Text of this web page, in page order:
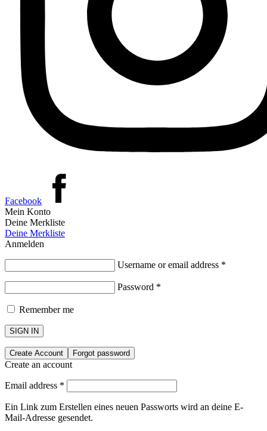
Facebook
Mein Konto
Deine Merkliste
Deine Merkliste
Anmelden
Username or email address *
Password *
Remember me
SIGN IN
Create Account Forgot password
Create an account
Email address *
Ein Link zum Erstellen eines neuen Passworts wird an deine E-
Mail-Adresse gesendet.